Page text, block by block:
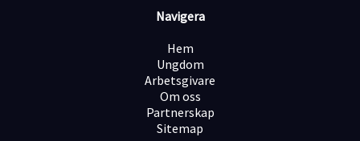
förvänta dig en stöttande och nära Konsultchef. Hos
arbetsplatser, bredda ditt nätverk och utveckla din
Vi ser fram emot att hjälpa dig till ditt nästa arbete!
Vi behandlar alla ansökningar vartefter de kommer in
Navigera
Hem
Ungdom
Arbetsgivare
Om oss
Partnerskap
Sitemap